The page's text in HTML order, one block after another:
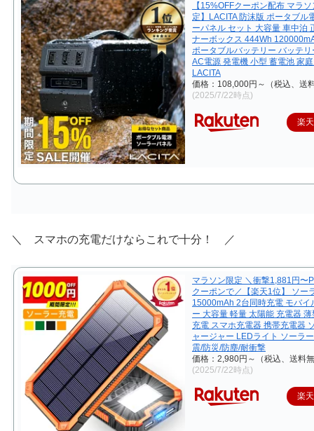
【15%OFFクーポン配布 マラ
定】LACITA 防沫版 ポータブル
ーパネル セット 大容量 車中泊
ナーボックス 444Wh
ポータブルバッテリー バッテリ
AC電源 発電機 小型 蓄電池 家
LACITA
価格：108,000円～（税込、送
(2025/7/22時点)
楽
＼ スマホの充電だけならこれで十分！ ／
マラソン限定 ＼衝撃1,881円〜
クーポンで／【楽天1位】 ソー
15000mAh 2台同時充電 モバイ
ー 大容量 軽量 太陽能 充電器
充電 スマホ充電器 携帯充電器
ャージャー LEDライト ソーラ
震/防災/防塵/耐衝撃
価格：2,980円～（税込、送料
(2025/7/22時点)
楽